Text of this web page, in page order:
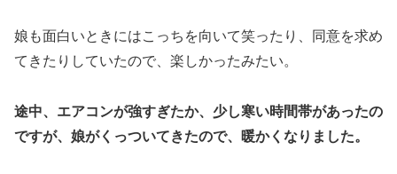
娘も面白いときにはこっちを向いて笑ったり、同意を求め
てきたりしていたので、楽しかったみたい。
途中、エアコンが強すぎたか、少し寒い時間帯があったの
ですが、娘がくっついてきたので、暖かくなりました。